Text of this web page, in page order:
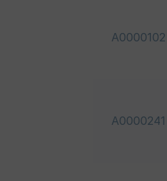
A0000102
A0000241